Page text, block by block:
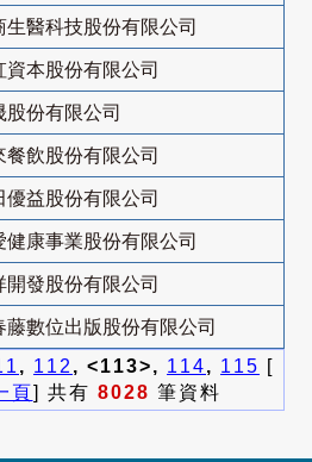
生醫科技股份有限公司
資本股份有限公司
股份有限公司
餐飲股份有限公司
優益股份有限公司
健康事業股份有限公司
開發股份有限公司
藤數位出版股份有限公司
, 112 , <113>, 114, 115 [
頁] 共有 8028 筆資料